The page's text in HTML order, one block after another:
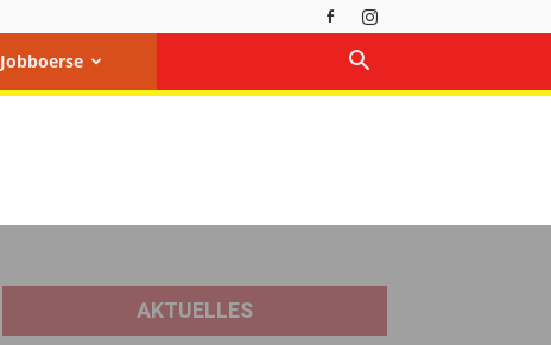
Jobboerse
AKTUELLES